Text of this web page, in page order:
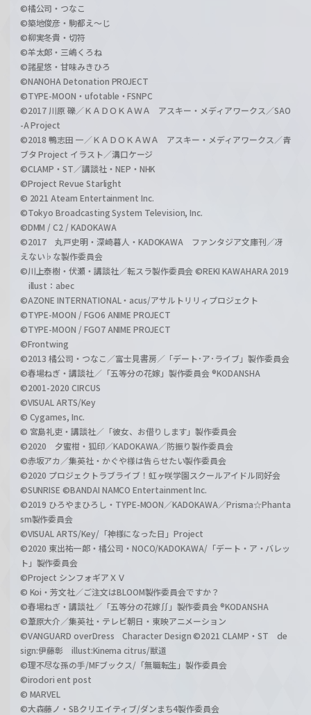
©橘公司・つなこ
©築地俊彦・駒都え～じ
©柳実冬貴・切符
©羊太郎・三嶋くろね
©諸星悠・甘味みきひろ
©NANOHA Detonation PROJECT
©TYPE-MOON・ufotable・FSNPC
©2017 川原 礫／ＫＡＤＯＫＡＷＡ アスキー・メディアワークス／SAO
-A Project
©2018 鴨志田 一／ＫＡＤＯＫＡＷＡ アスキー・メディアワークス／青
ブタ Project イラスト／溝口ケージ
©CLAMP・ST／講談社・NEP・NHK
©Project Revue Starlight
© 2021 Ateam Entertainment Inc.
©Tokyo Broadcasting System Television, Inc.
©DMM / C2 / KADOKAWA
©2017 丸戸史明・深崎暮人・KADOKAWA ファンタジア文庫刊／冴
えない♭な製作委員会
©川上泰樹・伏瀬・講談社／転スラ製作委員会 ©REKI KAWAHARA 2019
illust：abec
©AZONE INTERNATIONAL・acus/アサルトリリィプロジェクト
©TYPE-MOON / FGO6 ANIME PROJECT
©TYPE-MOON / FGO7 ANIME PROJECT
©Frontwing
©2013 橘公司・つなこ／富士見書房／「デート･ア･ライブ」製作委員会
©春場ねぎ・講談社／「五等分の花嫁」製作委員会 ®KODANSHA
©2001-2020 CIRCUS
©VISUAL ARTS/Key
© Cygames, Inc.
© 宮島礼吏・講談社／「彼女、お借りします」製作委員会
©2020 夕蜜柑・狐印／KADOKAWA／防振り製作委員会
©赤坂アカ／集英社・かぐや様は告らせたい製作委員会
©2020 プロジェクトラブライブ！虹ヶ咲学園スクールアイドル同好会
©SUNRISE ©BANDAI NAMCO Entertainment Inc.
©2019 ひろやまひろし・TYPE-MOON／KADOKAWA／Prisma☆Phanta
sm製作委員会
©VISUAL ARTS/Key/「神様になった日」Project
©2020 東出祐一郎・橘公司・NOCO/KADOKAWA/「デート・ア・バレッ
ト」製作委員会
©Project シンフォギアＸＶ
© Koi・芳文社／ご注文はBLOOM製作委員会ですか？
©春場ねぎ・講談社／「五等分の花嫁∬」製作委員会 ®KODANSHA
©葦原大介／集英社・テレビ朝日・東映アニメーション
©VANGUARD overDress Character Design ©2021 CLAMP・ST de
sign:伊藤彰 illust:Kinema citrus/獣道
©理不尽な孫の手/MFブックス/「無職転生」製作委員会
©irodori ent post
© MARVEL
©大森藤ノ・SBクリエイティブ/ダンまち4製作委員会